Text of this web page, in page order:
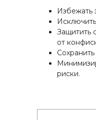
Избежать
Защитить
от
риски.